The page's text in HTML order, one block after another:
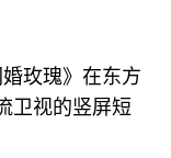
玫瑰》在东方
卫视的竖屏短